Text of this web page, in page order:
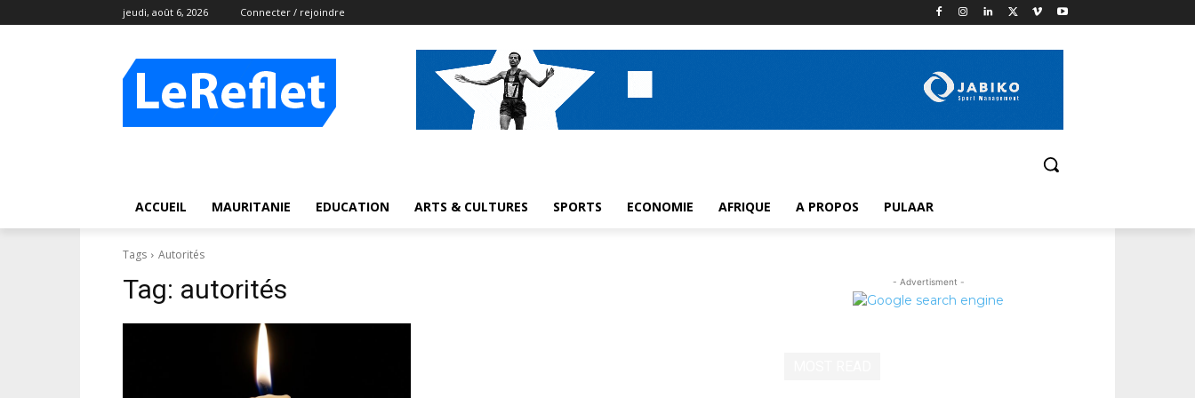
jeudi, août 6, 2026 Connecter / rejoindre
ACCUEIL MAURITANIE EDUCATION ARTS & CULTURES SPORTS ECONOMIE AFRIQUE A PROPOS PULAAR
Tags Autorités
Tag: autorités - Advertisment -